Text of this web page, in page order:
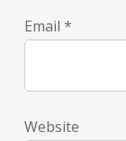
Email *
Website